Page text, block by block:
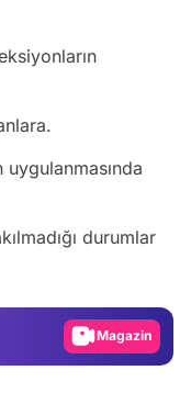
durumlar
Video
Magazin